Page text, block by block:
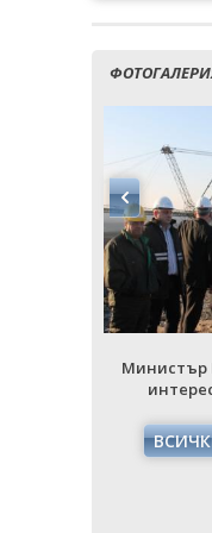
Министър